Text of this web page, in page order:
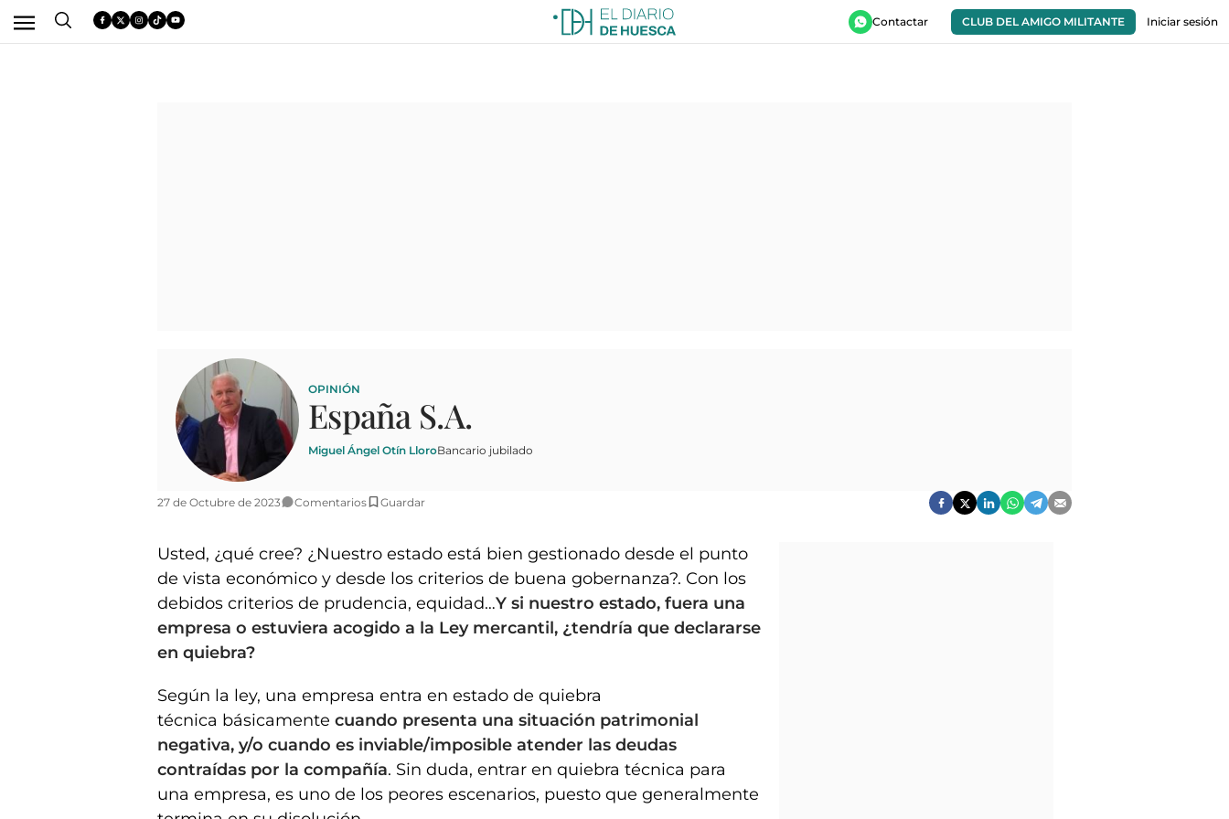
Contactar CLUB DEL AMIGO MILITANTE Iniciar sesión
OPINIÓN
España S.A.
Miguel Ángel Otín LloroBancario jubilado
27 de Octubre de 2023 Comentarios Guardar
Usted, ¿qué cree? ¿Nuestro estado está bien gestionado desde el punto
de vista económico y desde los criterios de buena gobernanza?. Con los
debidos criterios de prudencia, equidad…Y si nuestro estado, fuera una
empresa o estuviera acogido a la Ley mercantil, ¿tendría que declararse
en quiebra?
Según la ley, una empresa entra en estado de quiebra
técnica básicamente cuando presenta una situación patrimonial
negativa, y/o cuando es inviable/imposible atender las deudas
contraídas por la compañía. Sin duda, entrar en quiebra técnica para
una empresa, es uno de los peores escenarios, puesto que generalmente